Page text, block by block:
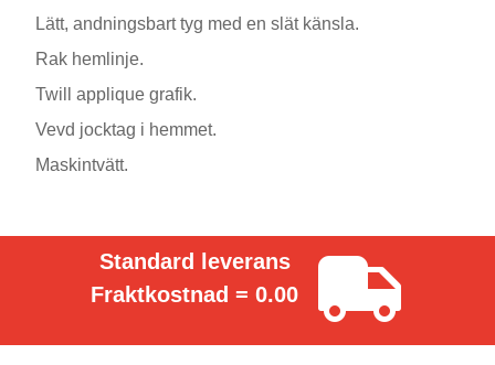
Lätt, andningsbart tyg med en slät känsla.
Rak hemlinje.
Twill applique grafik.
Vevd jocktag i hemmet.
Maskintvätt.
Standard leverans
Fraktkostnad = 0.00